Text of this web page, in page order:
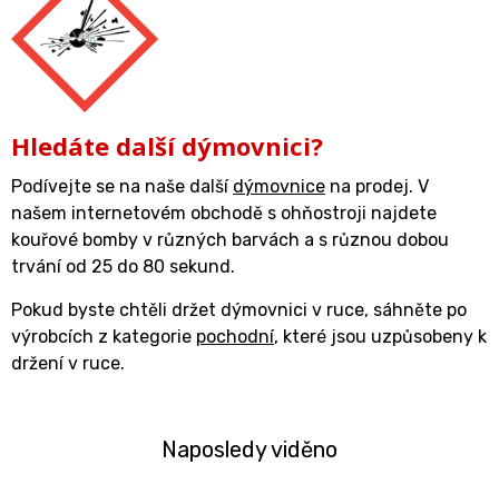
Hledáte další dýmovnici?
Podívejte se na naše další dýmovnice na prodej. V
našem internetovém obchodě s ohňostroji najdete
kouřové bomby v různých barvách a s různou dobou
trvání od 25 do 80 sekund.
Pokud byste chtěli držet dýmovnici v ruce, sáhněte po
výrobcích z kategorie pochodní, které jsou uzpůsobeny k
držení v ruce.
Naposledy viděno